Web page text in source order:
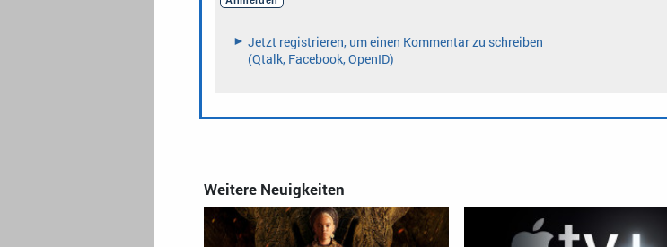
Weitere Neuigkeiten